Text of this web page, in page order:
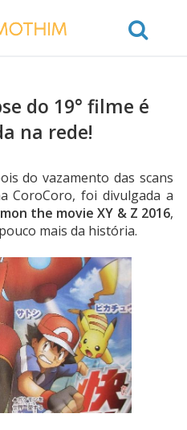
do 19° filme é
na rede!
do vazamento das scans
CoroCoro, foi divulgada a
the movie XY & Z 2016,
mais da história.